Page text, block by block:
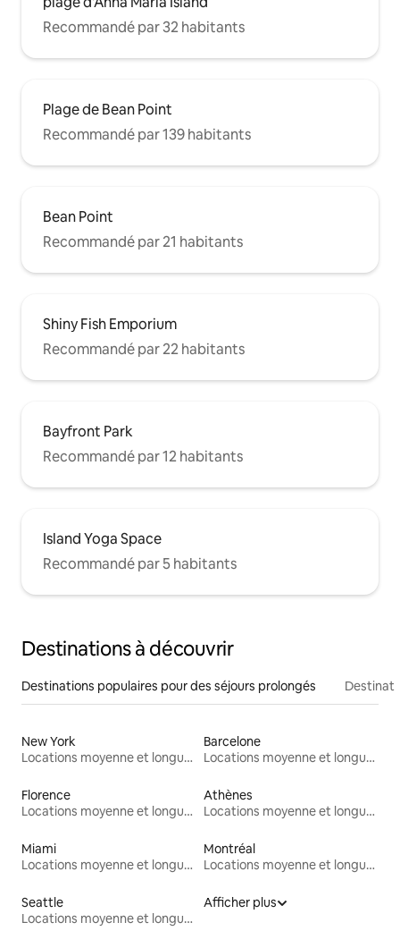
Recommandé par 32 habitants
Plage de Bean Point
Recommandé par 139 habitants
Bean Point
Recommandé par 21 habitants
Shiny Fish Emporium
Recommandé par 22 habitants
Bayfront Park
Recommandé par 12 habitants
Island Yoga Space
Recommandé par 5 habitants
Destinations à découvrir
Destinations populaires pour des séjours prolongés
New York
Locations moyenne et longue durée
Barcelone
Locations moyenne et longue durée
Florence
Locations moyenne et longue durée
Athènes
Locations moyenne et longue durée
Miami
Locations moyenne et longue durée
Montréal
Locations moyenne et longue durée
Seattle
Locations moyenne et longue durée
Afficher plus